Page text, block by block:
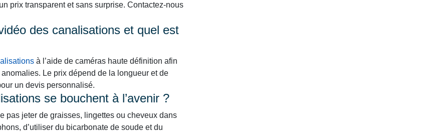
prix transparent et sans surprise. Contactez-nous
des canalisations et quel est
à l’aide de caméras haute définition afin
Le prix dépend de la longueur et de
un devis personnalisé.
se bouchent à l’avenir ?
pas jeter de graisses, lingettes ou cheveux dans
d’utiliser du bicarbonate de soude et du